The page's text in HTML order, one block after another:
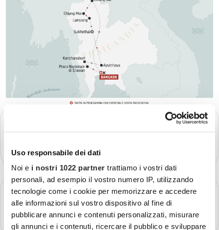
Uso responsabile dei dati
Noi e i nostri 1022 partner trattiamo i vostri dati
personali, ad esempio il vostro numero IP, utilizzando
tecnologie come i cookie per memorizzare e accedere
alle informazioni sul vostro dispositivo al fine di
pubblicare annunci e contenuti personalizzati, misurare
gli annunci e i contenuti, ricercare il pubblico e sviluppare
GIORNO 2
Arrivo a Bangkok
Più dettagli